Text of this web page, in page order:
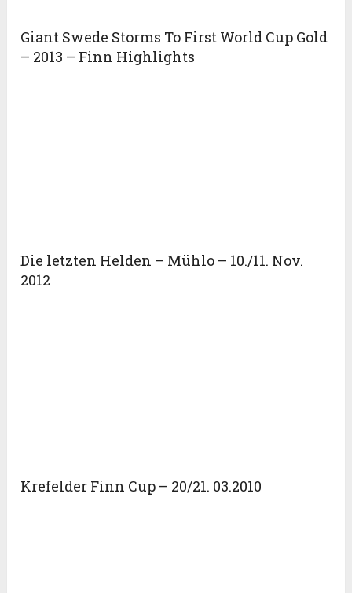
Giant Swede Storms To First World Cup Gold
– 2013 – Finn Highlights
Die letzten Helden – Mühlo – 10./11. Nov.
2012
Krefelder Finn Cup – 20/21. 03.2010